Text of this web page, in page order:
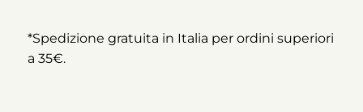
*Spedizione gratuita in Italia per ordini superiori
a 35€.